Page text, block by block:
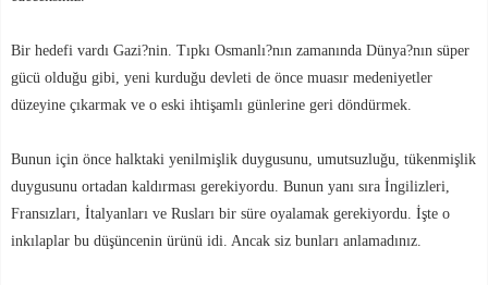
Bir hedefi vardı Gazi?nin. Tıpkı Osmanlı?nın zamanında Dünya?nın süper
gücü olduğu gibi, yeni kurduğu devleti de önce muasır medeniyetler
düzeyine çıkarmak ve o eski ihtişamlı günlerine geri döndürmek.
Bunun için önce halktaki yenilmişlik duygusunu, umutsuzluğu, tükenmişlik
duygusunu ortadan kaldırması gerekiyordu. Bunun yanı sıra İngilizleri,
Fransızları, İtalyanları ve Rusları bir süre oyalamak gerekiyordu. İşte o
inkılaplar bu düşüncenin ürünü idi. Ancak siz bunları anlamadınız.